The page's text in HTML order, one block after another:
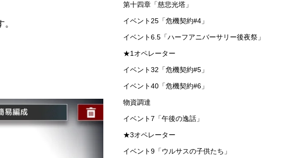
。
第十四章「慈悲光塔」
イベント25「危機契約#4」
イベント6.5「ハーフアニバーサリー後夜祭」
★1オペレーター
イベント32「危機契約#5」
イベント40「危機契約#6」
物資調達
イベント7「午後の逸話」
★3オペレーター
イベント9「ウルサスの子供たち」